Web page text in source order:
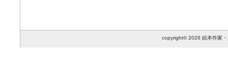
copyright© 2026 絵本作家